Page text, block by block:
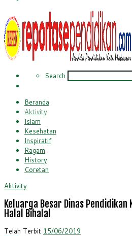
Search Search
Beranda
Aktivity
Islam
Kesehatan
Inspiratif
Ragam
History
Coretan
Aktivity
Keluarga Besar Dinas
Halal Bihalal
Telah Terbit 15/06/2019